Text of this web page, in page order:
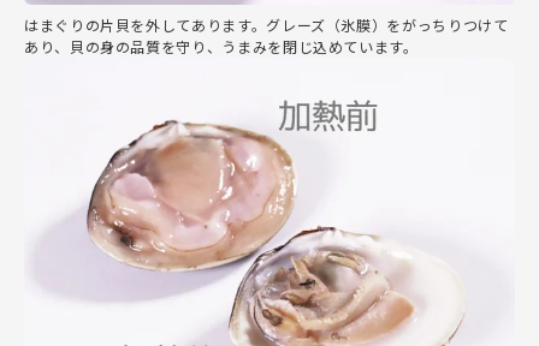
はまぐりの片貝を外してあります。グレーズ（氷膜）をがっちりつけて
あり、貝の身の品質を守り、うまみを閉じ込めています。